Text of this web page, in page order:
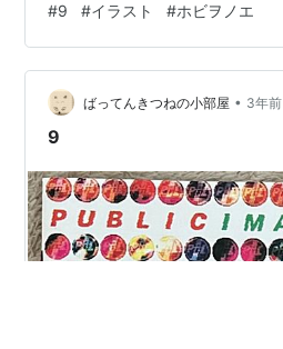
#9 #イラスト #ホビヲノエ
ばってんきつねの小部屋 • 3年前
9